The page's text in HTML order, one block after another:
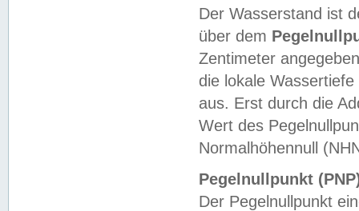
Der Wasserstand ist
über dem
Zentimeter
die lokale
aus. Erst durch die
Wert des
Normalhöhennull
Pegelnullpunkt
Der Pegelnullpunkt